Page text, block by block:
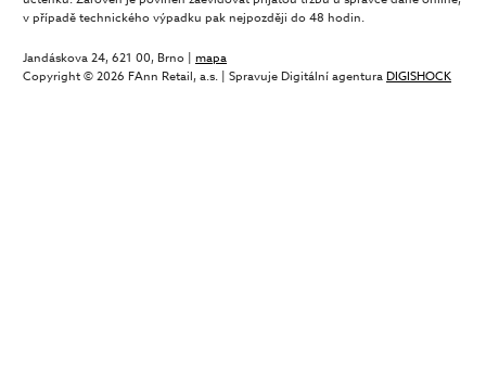
v případě technického výpadku pak nejpozději do 48 hodin.
Jandáskova 24, 621 00, Brno | mapa
Copyright © 2026 FAnn Retail, a.s. | Spravuje Digitální agenturaDIGISHOCK